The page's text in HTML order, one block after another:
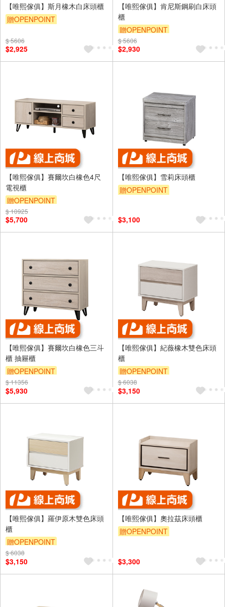
【唯熙傢俱】斯月橡木白床頭櫃
贈OPENPOINT
$ 5606
$2,925
【唯熙傢俱】肯尼斯鋼刷白床頭
櫃
贈OPENPOINT
$ 5606
$2,930
【唯熙傢俱】賽爾坎白橡色4尺
電視櫃
贈OPENPOINT
$ 10925
$5,700
【唯熙傢俱】雪莉床頭櫃
贈OPENPOINT
$3,100
【唯熙傢俱】賽爾坎白橡色三斗
櫃 抽屜櫃
贈OPENPOINT
$ 11356
$5,930
【唯熙傢俱】紀薇橡木雙色床頭
櫃
贈OPENPOINT
$ 6038
$3,150
【唯熙傢俱】羅伊原木雙色床頭
櫃
贈OPENPOINT
$ 6038
$3,150
【唯熙傢俱】奧拉茲床頭櫃
贈OPENPOINT
$3,300